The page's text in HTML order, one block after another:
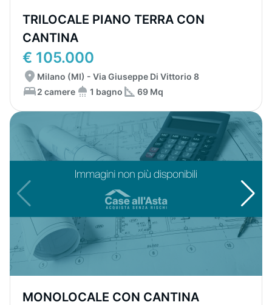
TRILOCALE PIANO TERRA CON
CANTINA
€ 105.000
Milano (MI) - Via Giuseppe Di Vittorio 8
2 camere
1 bagno 69 Mq
MONOLOCALE CON CANTINA